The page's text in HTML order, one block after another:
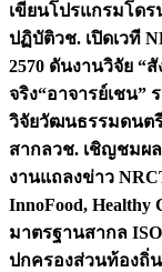
เขียนโปรแกรมโด
ปฏิบัติวช. เปิดเวที
2570 ดันงานวิจัย “
จริง“อาจารย์เชน”
วิจัยวัฒนธรรมดนต
สากลวช. เชิญชมผ
งานแถลงข่าว
InnoFood, Healthy
มาตรฐานสากล
ปกครองส่วนท้องถิ่น